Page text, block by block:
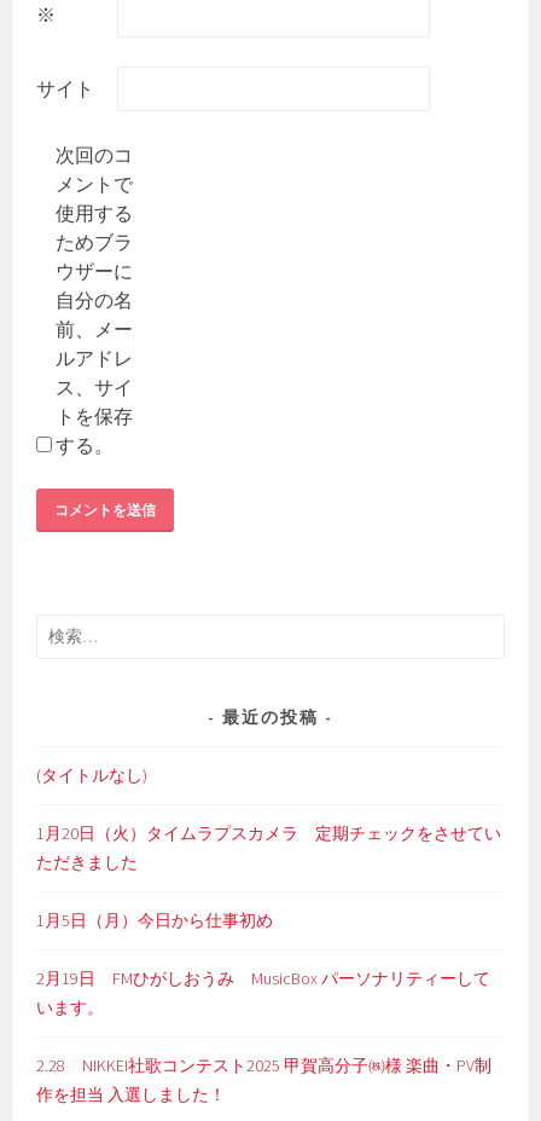
※
サイト
次回のコ
メントで
使用する
ためブラ
ウザーに
自分の名
前、メー
ルアドレ
ス、サイ
トを保存
する。
検
最近の投稿
(タイトルなし)
1月20日（火）タイムラプスカメラ 定期チェックをさせてい
ただきました
1月5日（月）今日から仕事初め
2月19日 FMひがしおうみ MusicBox パーソナリティーして
います。
2.28 NIKKEI社歌コンテスト2025 甲賀高分子㈱様 楽曲・PV制
作を担当 入選しました！